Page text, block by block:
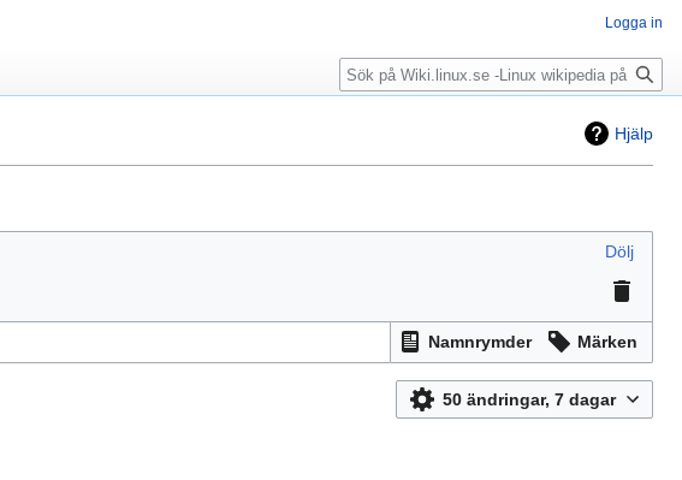
Hjälp
Dölj
Namnrymder Märken
50 ändringar, 7 dagar
Logga in
Sök